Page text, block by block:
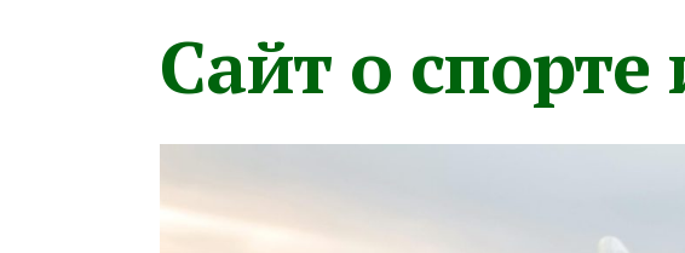
Сайт о